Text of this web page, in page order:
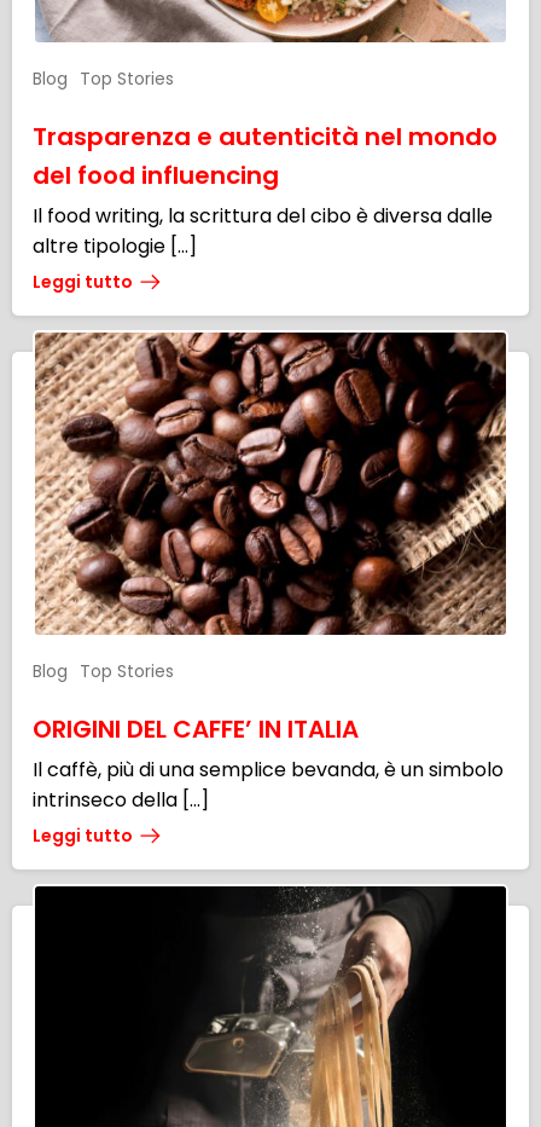
Blog Top Stories
Trasparenza e autenticità nel mondo
del food influencing
Il food writing, la scrittura del cibo è diversa dalle
altre tipologie […]
Leggi tutto
Blog Top Stories
ORIGINI DEL CAFFE’ IN ITALIA
Il caffè, più di una semplice bevanda, è un simbolo
intrinseco della […]
Leggi tutto